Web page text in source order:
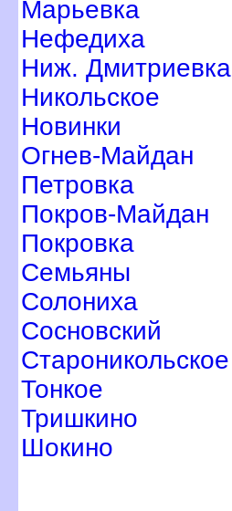
Марьевка
Нефедиха
Ниж. Дмитриевка
Никольское
Новинки
Огнев-Майдан
Петровка
Покров-Майдан
Покровка
Семьяны
Солониха
Сосновский
Староникольское
Тонкое
Тришкино
Шокино